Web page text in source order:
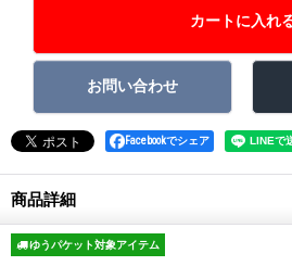
Facebookでシェア
商品詳細
ゆうパケット対象アイテム